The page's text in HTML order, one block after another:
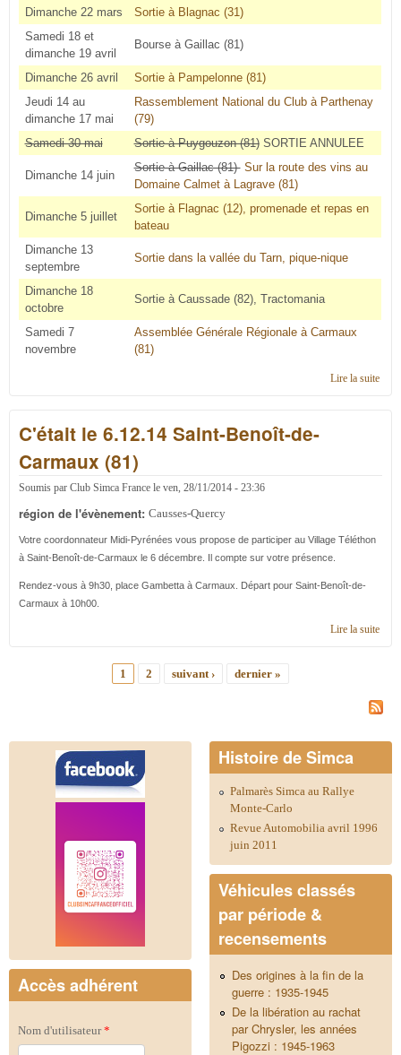
Dimanche 22 mars
Sortie à Blagnac (31)
Samedi 18 et
dimanche 19 avril
Bourse à Gaillac (81)
Dimanche 26 avril
Sortie à Pampelonne (81)
Jeudi 14 au
dimanche 17 mai
Rassemblement National du Club à Parthenay
(79)
Samedi 30 mai
Sortie à Puygouzon (81)SORTIE ANNULEE
Dimanche 14 juin
Sortie à Gaillac (81) Sur la route des vins au
Domaine Calmet à Lagrave (81)
Dimanche 5 juillet
Sortie à Flagnac (12), promenade et repas en
bateau
Dimanche 13
septembre
Sortie dans la vallée du Tarn, pique-nique
Dimanche 18
octobre
Sortie à Caussade (82), Tractomania
Samedi 7
novembre
Assemblée Générale Régionale à Carmaux
(81)
Lire la suitede
C'était le 6.12.14 Saint-Benoît-de-
Carmaux (81)
Soumis par Club Simca France le ven, 28/11/2014 - 23:36
région de l'évènement: Causses-Quercy
Votre coordonnateur Midi-Pyrénées vous propose de participer au Village Téléthon
à Saint-Benoît-de-Carmaux le 6 décembre. Il compte sur votre présence.
Rendez-vous à 9h30, place Gambetta à Carmaux. Départ pour Saint-Benoît-de-
Carmaux à 10h00.
Lire la suitede
de-
(81)
1 2 suivant › dernier »
Accès adhérent
Nom d'utilisateur*
Histoire de Simca
Palmarès Simca au Rallye
Monte-Carlo
Revue Automobilia avril 1996
juin 2011
Véhicules classés
par période &
recensements
Des origines à la fin de la
guerre : 1935-1945
De la libération au rachat
par Chrysler, les années
Pigozzi : 1945-1963